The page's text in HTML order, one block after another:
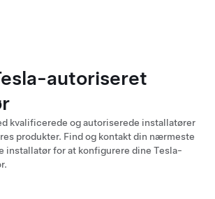
autoriseret
kvalificerede og autoriserede installatører
produkter. Find og kontakt din nærmeste
installatør for at konfigurere dine Tesla-